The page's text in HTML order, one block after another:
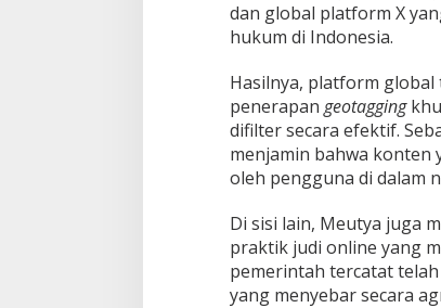
n
g
P
e
n
g
g
u
a
dan global platform X
hukum di Indonesia.
​Hasilnya, platform
penerapan geotagging
difilter secara efektif.
menjamin bahwa konten
oleh pengguna di dalam
​Di sisi lain, Meutya juga
praktik judi online yang
pemerintah tercatat
yang menyebar secara